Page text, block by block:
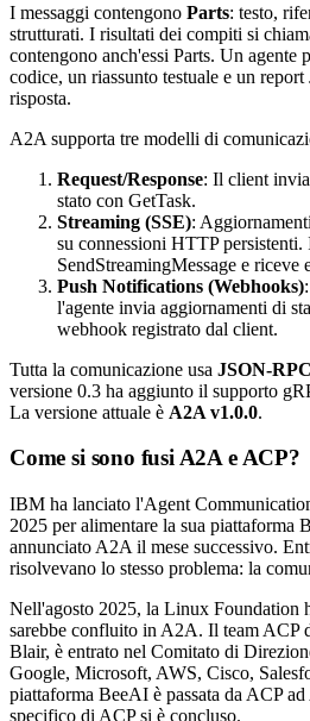
I messaggi contengono Parts: testo,
strutturati. I risultati dei compiti si
contengono anch'essi Parts. Un agente
codice, un riassunto testuale e un
risposta.
A2A supporta tre modelli di
Request/Response: Il client
stato con GetTask.
Streaming (SSE):
su connessioni HTTP persistenti.
SendStreamingMessage e riceve
Push Notifications (Webhooks)
l'agente invia aggiornamenti di
webhook registrato dal client.
Tutta la comunicazione usa JSON-
versione 0.3 ha aggiunto il supporto
La versione attuale è A2A v1.0.0.
Come si sono fusi A2A e ACP?
IBM ha lanciato l'Agent
2025 per alimentare la sua piattaforma
annunciato A2A il mese successivo.
risolvevano lo stesso problema: la
Nell'agosto 2025, la Linux Foundation
sarebbe confluito in A2A. Il team ACP
Blair, è entrato nel Comitato di
Google, Microsoft, AWS, Cisco,
piattaforma BeeAI è passata da ACP
specifico di ACP si è concluso.